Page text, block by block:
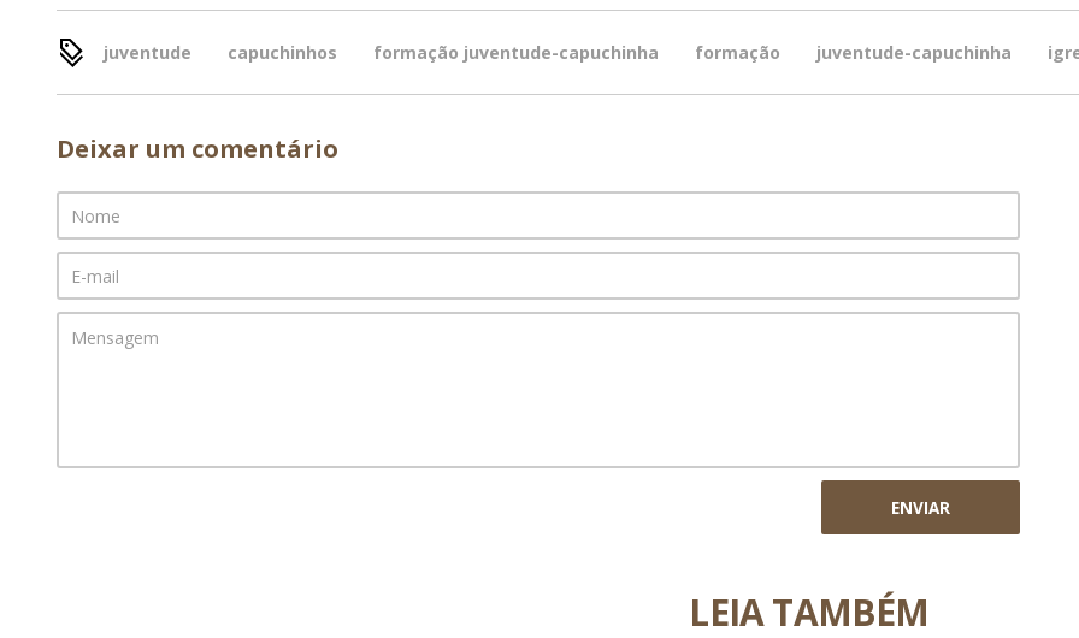
juventude capuchinhos formação juventude-capuchinha formação juventude-capuchinha
Deixar um comentário
ENVIAR
LEIA TAMBÉM